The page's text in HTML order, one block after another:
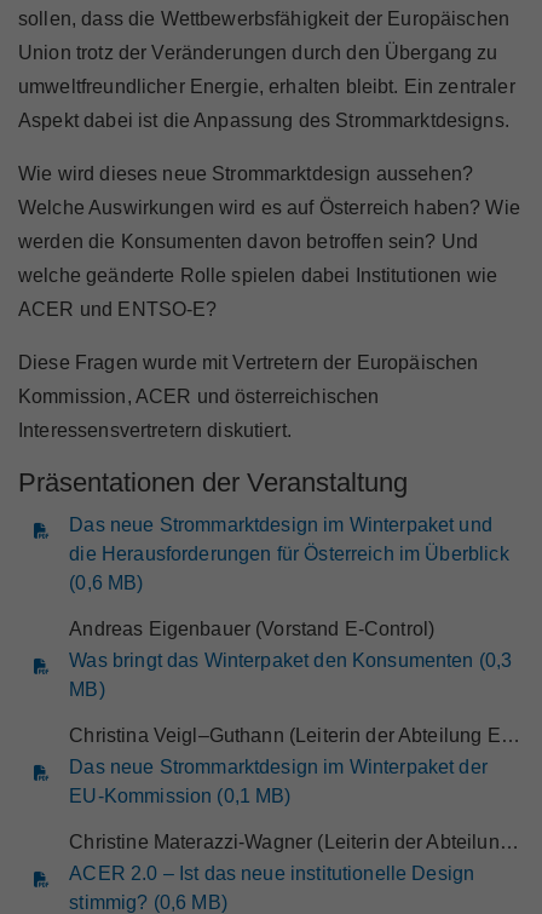
Marktteilnehmer
sollen, dass die Wettbewerbsfähigkeit der Europäischen
Union trotz der Veränderungen durch den Übergang zu
umweltfreundlicher Energie, erhalten bleibt. Ein zentraler
Aspekt dabei ist die Anpassung des Strommarktdesigns.
Wie wird dieses neue Strommarktdesign aussehen?
Welche Auswirkungen wird es auf Österreich haben? Wie
werden die Konsumenten davon betroffen sein? Und
welche geänderte Rolle spielen dabei Institutionen wie
ACER und ENTSO-E?
Diese Fragen wurde mit Vertretern der Europäischen
Kommission, ACER und österreichischen
Interessensvertretern diskutiert.
Präsentationen der Veranstaltung
Das neue Strommarktdesign im Winterpaket und
die Herausforderungen für Österreich im Überblick
(0,6 MB)
Andreas Eigenbauer (Vorstand E-Control)
Was bringt das Winterpaket den Konsumenten (0,3
MB)
Christina Veigl–Guthann (Leiterin der Abteilung Endkunden, E-Control)
Das neue Strommarktdesign im Winterpaket der
EU-Kommission (0,1 MB)
Christine Materazzi-Wagner (Leiterin der Abteilung Strom, E-Control)
ACER 2.0 – Ist das neue institutionelle Design
stimmig? (0,6 MB)